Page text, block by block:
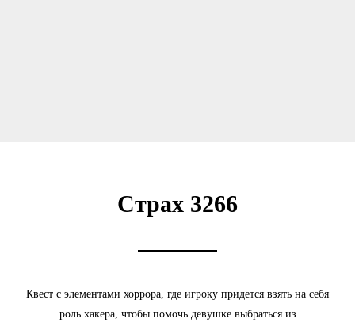
Страх 3266
Квест с элементами хоррора, где игроку придется взять на себя
роль хакера, чтобы помочь девушке выбраться из